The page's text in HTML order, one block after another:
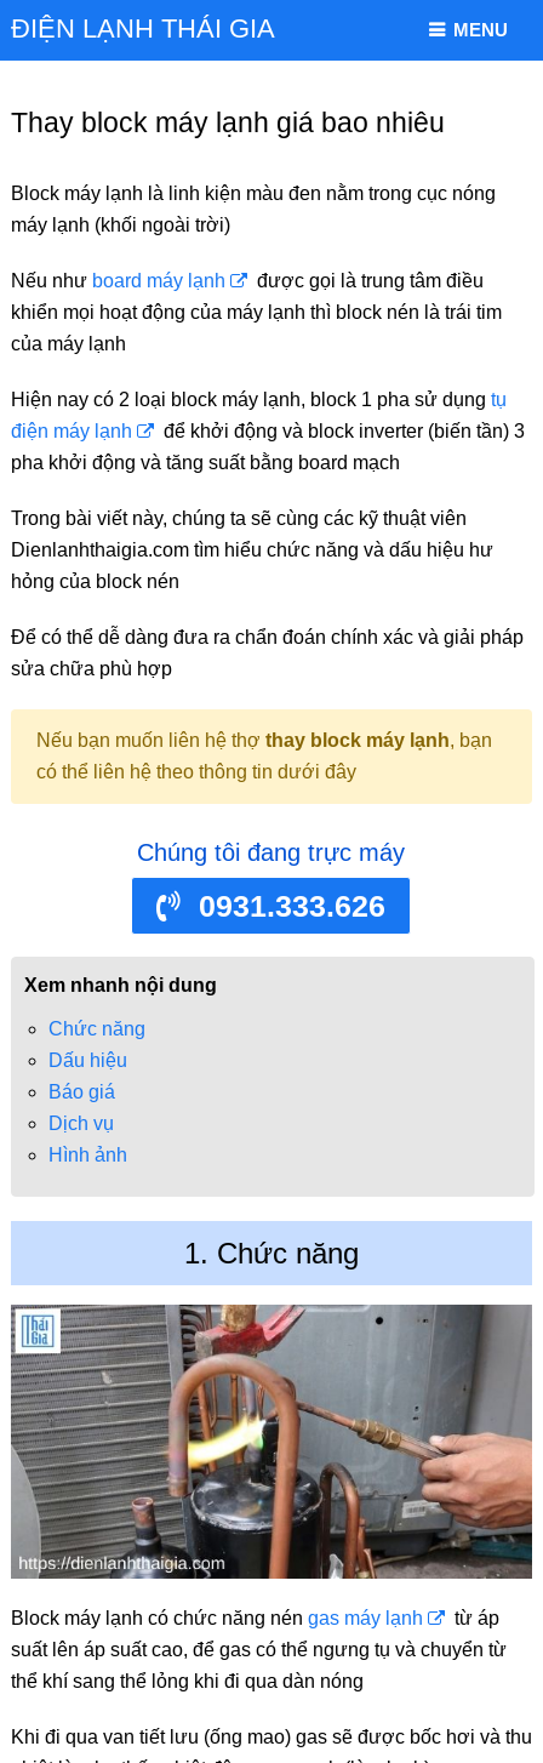
ĐIỆN LẠNH THÁI GIA MENU
Thay block máy lạnh giá bao nhiêu
Block máy lạnh là linh kiện màu đen nằm trong cục nóng
máy lạnh (khối ngoài trời)
Nếu như board máy lạnh
được gọi là trung tâm điều
khiển mọi hoạt động của máy lạnh thì block nén là trái tim
của máy lạnh
Hiện nay có 2 loại block máy lạnh, block 1 pha sử dụng tụ
điện máy lạnh
để khởi động và block inverter (biến tần) 3
pha khởi động và tăng suất bằng board mạch
Trong bài viết này, chúng ta sẽ cùng các kỹ thuật viên
Dienlanhthaigia.com tìm hiểu chức năng và dấu hiệu hư
hỏng của block nén
Để có thể dễ dàng đưa ra chẩn đoán chính xác và giải pháp
sửa chữa phù hợp
Nếu bạn muốn liên hệ thợ thay block máy lạnh, bạn
có thể liên hệ theo thông tin dưới đây
Chúng tôi đang trực máy
0931.333.626
Xem nhanh nội dung
Chức năng
Dấu hiệu
Báo giá
Dịch vụ
Hình ảnh
1. Chức năng
Block máy lạnh có chức năng nén gas máy lạnh
từ áp
suất lên áp suất cao, để gas có thể ngưng tụ và chuyển từ
thể khí sang thể lỏng khi đi qua dàn nóng
Khi đi qua van tiết lưu (ống mao) gas sẽ được bốc hơi và thu